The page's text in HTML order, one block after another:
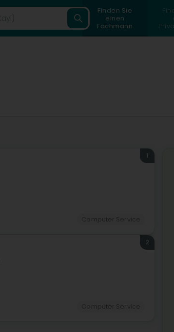
Finden Sie
einen
Fachmann
1
2